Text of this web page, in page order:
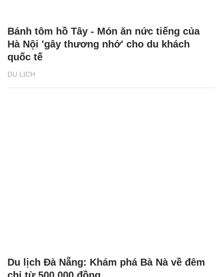
DU LỊCH
Bánh tôm hồ Tây - Món ăn nức tiếng của
Hà Nội 'gây thương nhớ' cho du khách
quốc tế
Du lịch Đà Nẵng: Khám phá Bà Nà về đêm
chỉ từ 500.000 đồng